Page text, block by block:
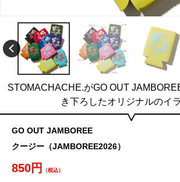
STOMACHACHE.がGO OUT
き下ろしたオリジナルのイ
GO OUT JAMBOREE
クージー（JAMBOREE2026）
850円 （税込）